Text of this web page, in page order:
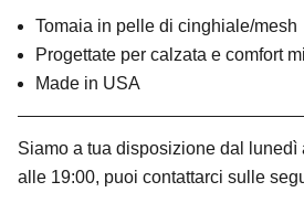
Tomaia in pelle di cinghiale/mesh
Progettate per calzata e comfort
Made in USA
Siamo a tua disposizione dal
alle 19:00, puoi contattarci sulle